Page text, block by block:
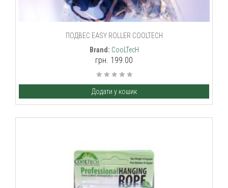
ПОДВЕС EASY ROLLER COOLTECH
Brand: CooLTecH
грн. 199.00
Додати у кошик